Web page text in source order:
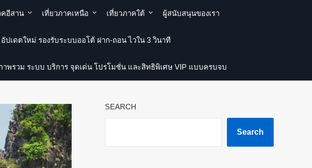
คอีสาน เที่ยวภาคเหนือ เที่ยวภาคใต้ ผู้สนับสนุนของเรา
อัปเดตใหม่ รองรับระบบออโต้ ฝาก-ถอน ไวใน 3 วินาที
าพรวม ระบบ บริการ จุดเด่น โปรโมชั่น และสิทธิพิเศษ VIP แบบครบจบ
SEARCH
Search